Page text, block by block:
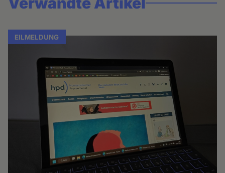
EILMELDUNG